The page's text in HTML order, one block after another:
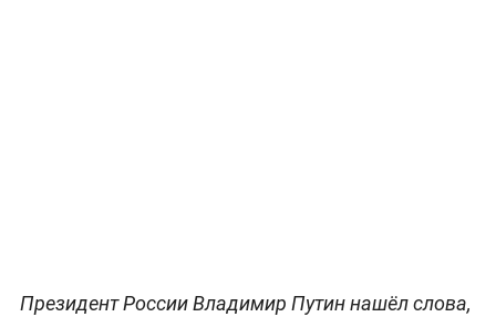
Президент России Владимир Путин нашёл слова,